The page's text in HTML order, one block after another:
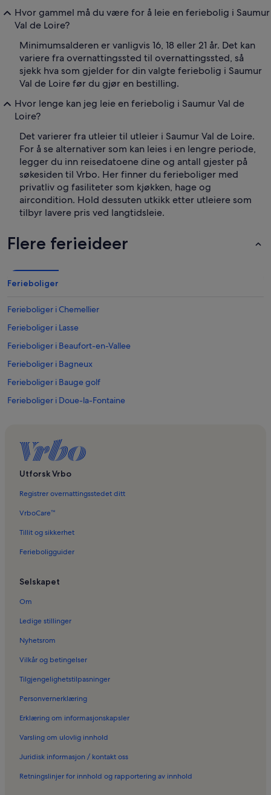
Hvor gammel må du være for å leie en feriebolig i Saumur
Val de Loire?
Minimumsalderen er vanligvis 16, 18 eller 21 år. Det kan
variere fra overnattingssted til overnattingssted, så
sjekk hva som gjelder for din valgte feriebolig i Saumur
Val de Loire før du gjør en bestilling.
Hvor lenge kan jeg leie en feriebolig i Saumur Val de
Loire?
Det varierer fra utleier til utleier i Saumur Val de Loire.
For å se alternativer som kan leies i en lengre periode,
legger du inn reisedatoene dine og antall gjester på
søkesiden til Vrbo. Her finner du ferieboliger med
privatliv og fasiliteter som kjøkken, hage og
aircondition. Hold dessuten utkikk etter utleiere som
tilbyr lavere pris ved langtidsleie.
Flere ferieideer
Ferieboliger
Ferieboliger i Chemellier
Ferieboliger i Lasse
Ferieboliger i Beaufort-en-Vallee
Ferieboliger i Bagneux
Ferieboliger i Bauge golf
Ferieboliger i Doue-la-Fontaine
Utforsk Vrbo
Registrer overnattingsstedet ditt
VrboCare™
Tillit og sikkerhet
Ferieboligguider
Selskapet
Om
Ledige stillinger
Nyhetsrom
Vilkår og betingelser
Tilgjengelighetstilpasninger
Personvernerklæring
Erklæring om informasjonskapsler
Varsling om ulovlig innhold
Juridisk informasjon / kontakt oss
Retningslinjer for innhold og rapportering av innhold